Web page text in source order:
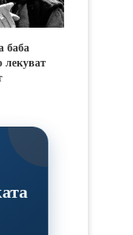
баба
лекуват